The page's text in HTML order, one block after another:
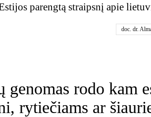
parengtą straipsnį apie
doc. dr.
genomas rodo kam
rytiečiams ar